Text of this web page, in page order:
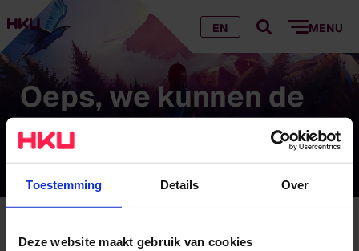
Toestemming Details Over
Deze website maakt gebruik van cookies
EN MENU
Oeps, we kunnen de
pagina die je zoekt
niet vinden…